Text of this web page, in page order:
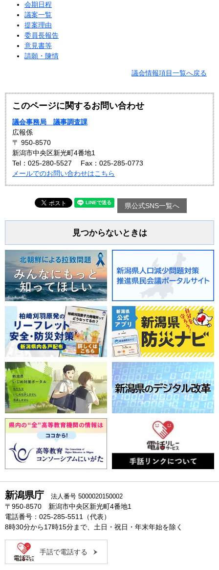
会期日程
議案一覧
提案理由
委員長報告
意見書等
請願・陳情
議会情報項目一覧へ戻る
このページに関するお問い合わせ
議会事務局 議事調査課
広報係
〒 950-8570
新潟市中央区新光町4番地1
Tel：025-280-5527
Fax：025-285-0773
メールでのお問い合わせはこちら
県公式SNS一覧へ
見つからないときは
新潟県庁 法人番号 5000020150002
〒950-8570 新潟市中央区新光町4番地1
電話番号：025-285-5511（代表）
8時30分から17時15分まで、土日・祝日・年末年始を除く
手話で電話する